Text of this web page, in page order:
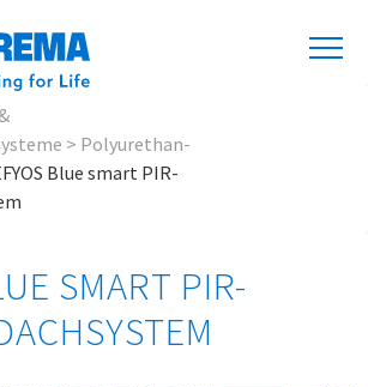
> Polyurethan-
Blue smart PIR-
SMART PIR-